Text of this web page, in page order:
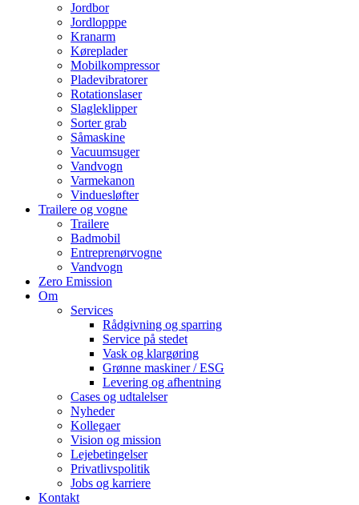
Jordbor
Jordlopppe
Kranarm
Køreplader
Mobilkompressor
Pladevibratorer
Rotationslaser
Slagleklipper
Sorter grab
Såmaskine
Vacuumsuger
Vandvogn
Varmekanon
Vinduesløfter
Trailere og vogne
Trailere
Badmobil
Entreprenørvogne
Vandvogn
Zero Emission
Om
Services
Rådgivning og sparring
Service på stedet
Vask og klargøring
Grønne maskiner / ESG
Levering og afhentning
Cases og udtalelser
Nyheder
Kollegaer
Vision og mission
Lejebetingelser
Privatlivspolitik
Jobs og karriere
Kontakt